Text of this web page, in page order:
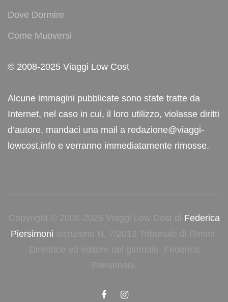
Dove Dormire
Come Muoversi
© 2008-2025 Viaggi Low Cost
Alcune immagini pubblicate sono state tratte da
Internet, nel caso in cui, il loro utilizzo, violasse diritti
d’autore, mandaci una mail a redazione@viaggi-
lowcost.info e verranno immediatamente rimosse.
Copyright © 2008-2025 Viaggi Low Cost di Federica
Piersimoni Iscrizione N. 7/2013 Tribunale di Rimini.
Direttrice ed editore del giornale, Federica
Piersimoni.